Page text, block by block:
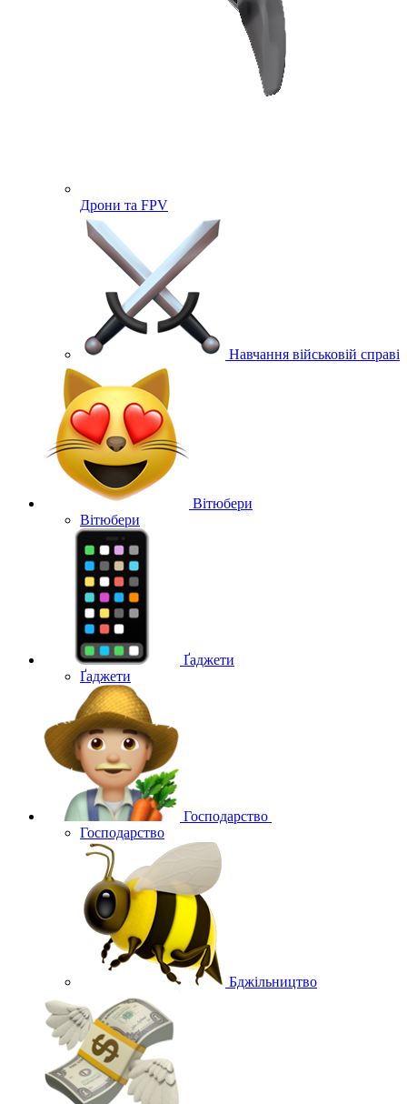
Дрони та FPV
Навчання військовій справі
Вітюбери
Вітюбери
Ґаджети
Ґаджети
Господарство
Господарство
Бджільництво